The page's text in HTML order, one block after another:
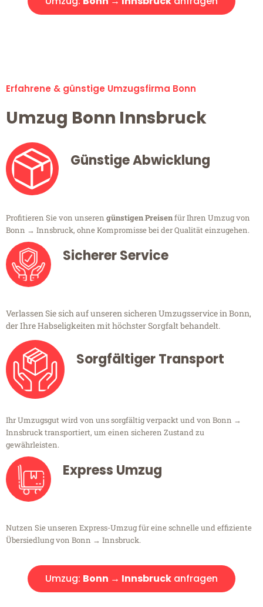
Erfahrene & günstige Umzugsfirma Bonn
Umzug Bonn Innsbruck
Günstige Abwicklung
Profitieren Sie von unseren günstigen Preisenfür Ihren Umzug von
Bonn → Innsbruck, ohne Kompromisse bei der Qualität einzugehen.
Sicherer Service
Verlassen Sie sich auf unseren sicheren Umzugsservice in Bonn,
der Ihre Habseligkeiten mit höchster Sorgfalt behandelt.
Sorgfältiger Transport
Ihr Umzugsgut wird von uns sorgfältig verpackt und von Bonn →
Innsbruck transportiert, um einen sicheren Zustand zu
gewährleisten.
Express Umzug
Nutzen Sie unseren Express-Umzug für eine schnelle und effiziente
Übersiedlung von Bonn → Innsbruck.
Umzug: Bonn → Innsbruck anfragen